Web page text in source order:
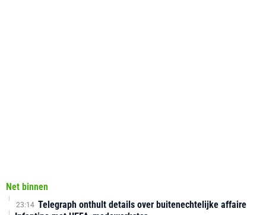
Net binnen
23:14 Telegraph onthult details over buitenechtelijke affaire